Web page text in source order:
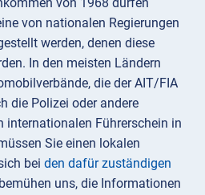
von 1968 dürfen
von nationalen Regierungen
werden, denen diese
In den meisten Ländern
die der AIT/FIA
die Polizei oder andere
internationalen Führerschein in
Sie einen lokalen
bei den dafür zuständigen
uns, die Informationen